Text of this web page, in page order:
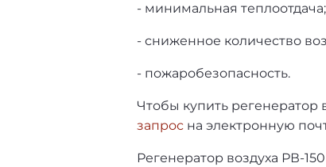
- минимальная теплоотдача;
- сниженное количество
- пожаробезопасность.
Чтобы купить
запрос на электронную
Регенератор воздуха РВ-